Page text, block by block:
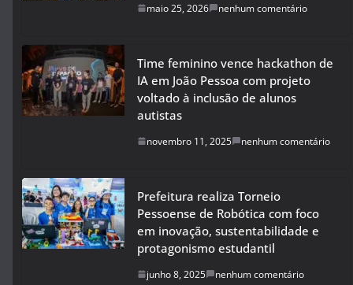
maio 25, 2026 nenhum comentário
Time feminino vence hackathon de
IA em João Pessoa com projeto
voltado à inclusão de alunos
autistas
novembro 11, 2025 nenhum comentário
Prefeitura realiza Torneio
Pessoense de Robótica com foco
em inovação, sustentabilidade e
protagonismo estudantil
junho 8, 2025 nenhum comentário